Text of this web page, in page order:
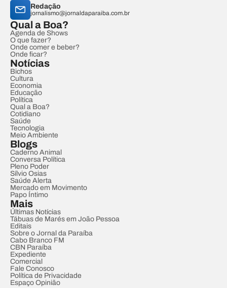
Redação
jornalismo@jornaldaparaiba.com.br
Qual a Boa?
Agenda de Shows
O que fazer?
Onde comer e beber?
Onde ficar?
Notícias
Bichos
Cultura
Economia
Educação
Política
Qual a Boa?
Cotidiano
Saúde
Tecnologia
Meio Ambiente
Blogs
Caderno Animal
Conversa Política
Pleno Poder
Sílvio Osias
Saúde Alerta
Mercado em Movimento
Papo Íntimo
Mais
Últimas Notícias
Tábuas de Marés em João Pessoa
Editais
Sobre o Jornal da Paraíba
Cabo Branco FM
CBN Paraíba
Expediente
Comercial
Fale Conosco
Política de Privacidade
Espaço Opinião